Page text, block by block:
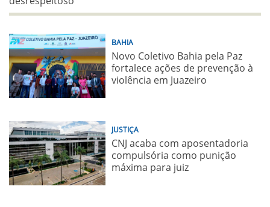
BAHIA
Novo Coletivo Bahia pela Paz
fortalece ações de prevenção à
violência em Juazeiro
JUSTIÇA
CNJ acaba com aposentadoria
compulsória como punição
máxima para juiz